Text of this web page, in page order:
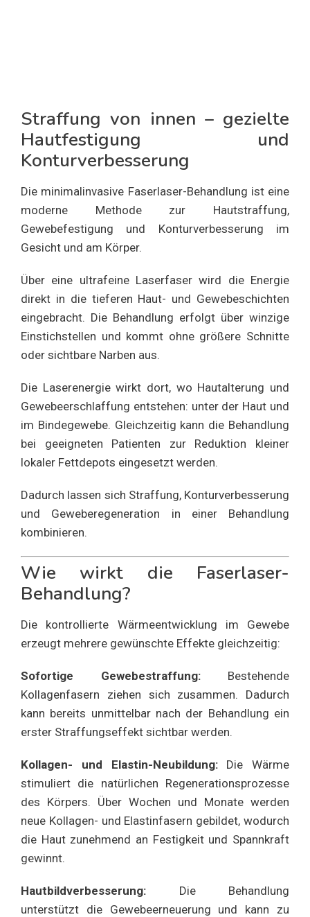
Straffung von innen – gezielte
Hautfestigung und
Konturverbesserung
Die minimalinvasive Faserlaser-Behandlung ist eine
moderne Methode zur Hautstraffung,
Gewebefestigung und Konturverbesserung im
Gesicht und am Körper.
Über eine ultrafeine Laserfaser wird die Energie
direkt in die tieferen Haut- und Gewebeschichten
eingebracht. Die Behandlung erfolgt über winzige
Einstichstellen und kommt ohne größere Schnitte
oder sichtbare Narben aus.
Die Laserenergie wirkt dort, wo Hautalterung und
Gewebeerschlaffung entstehen: unter der Haut und
im Bindegewebe. Gleichzeitig kann die Behandlung
bei geeigneten Patienten zur Reduktion kleiner
lokaler Fettdepots eingesetzt werden.
Dadurch lassen sich Straffung, Konturverbesserung
und Geweberegeneration in einer Behandlung
kombinieren.
Wie wirkt die Faserlaser-
Behandlung?
Die kontrollierte Wärmeentwicklung im Gewebe
erzeugt mehrere gewünschte Effekte gleichzeitig:
Sofortige Gewebestraffung:Bestehende
Kollagenfasern ziehen sich zusammen. Dadurch
kann bereits unmittelbar nach der Behandlung ein
erster Straffungseffekt sichtbar werden.
Kollagen- und Elastin-Neubildung:Die Wärme
stimuliert die natürlichen Regenerationsprozesse
des Körpers. Über Wochen und Monate werden
neue Kollagen- und Elastinfasern gebildet, wodurch
die Haut zunehmend an Festigkeit und Spannkraft
gewinnt.
Hautbildverbesserung: Die Behandlung
unterstützt die Gewebeerneuerung und kann zu